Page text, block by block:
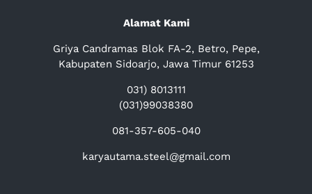
Alamat Kami
Griya Candramas Blok FA-2, Betro, Pepe,
Kabupaten Sidoarjo, Jawa Timur 61253
031) 8013111
(031)99038380
081-357-605-040
karyautama.steel@gmail.com